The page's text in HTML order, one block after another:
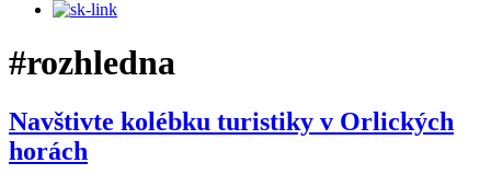
#rozhledna
Navštivte kolébku turistiky v Orlických
horách